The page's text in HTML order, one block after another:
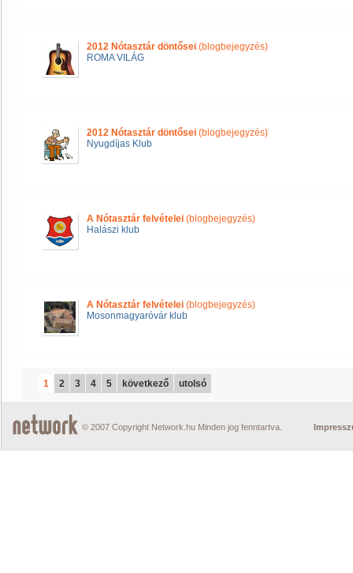
2012 Nótasztár döntősei (blogbejegyzés)
ROMA VILÁG
2012 Nótasztár döntősei (blogbejegyzés)
Nyugdíjas Klub
A Nótasztár felvételei (blogbejegyzés)
Halászi klub
A Nótasztár felvételei (blogbejegyzés)
Mosonmagyaróvár klub
1 2 3 4 5 következő utolsó
© 2007 Copyright Network.hu Minden jog fenntartva.